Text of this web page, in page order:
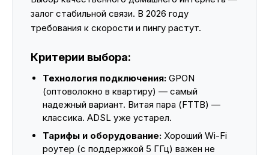
залог стабильной связи. В 2026 году
требования к скорости и пингу растут.
Критерии выбора:
Технология подключения: GPON
(оптоволокно в квартиру) — самый
надежный вариант. Витая пара (FTTB) —
классика. ADSL уже устарел.
Тарифы и оборудование: Хороший Wi-Fi
роутер (с поддержкой 5 ГГц) важен не